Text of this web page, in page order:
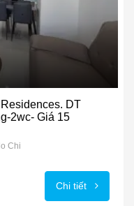
DT
2wc- Giá 15
Chi
Chi tiết